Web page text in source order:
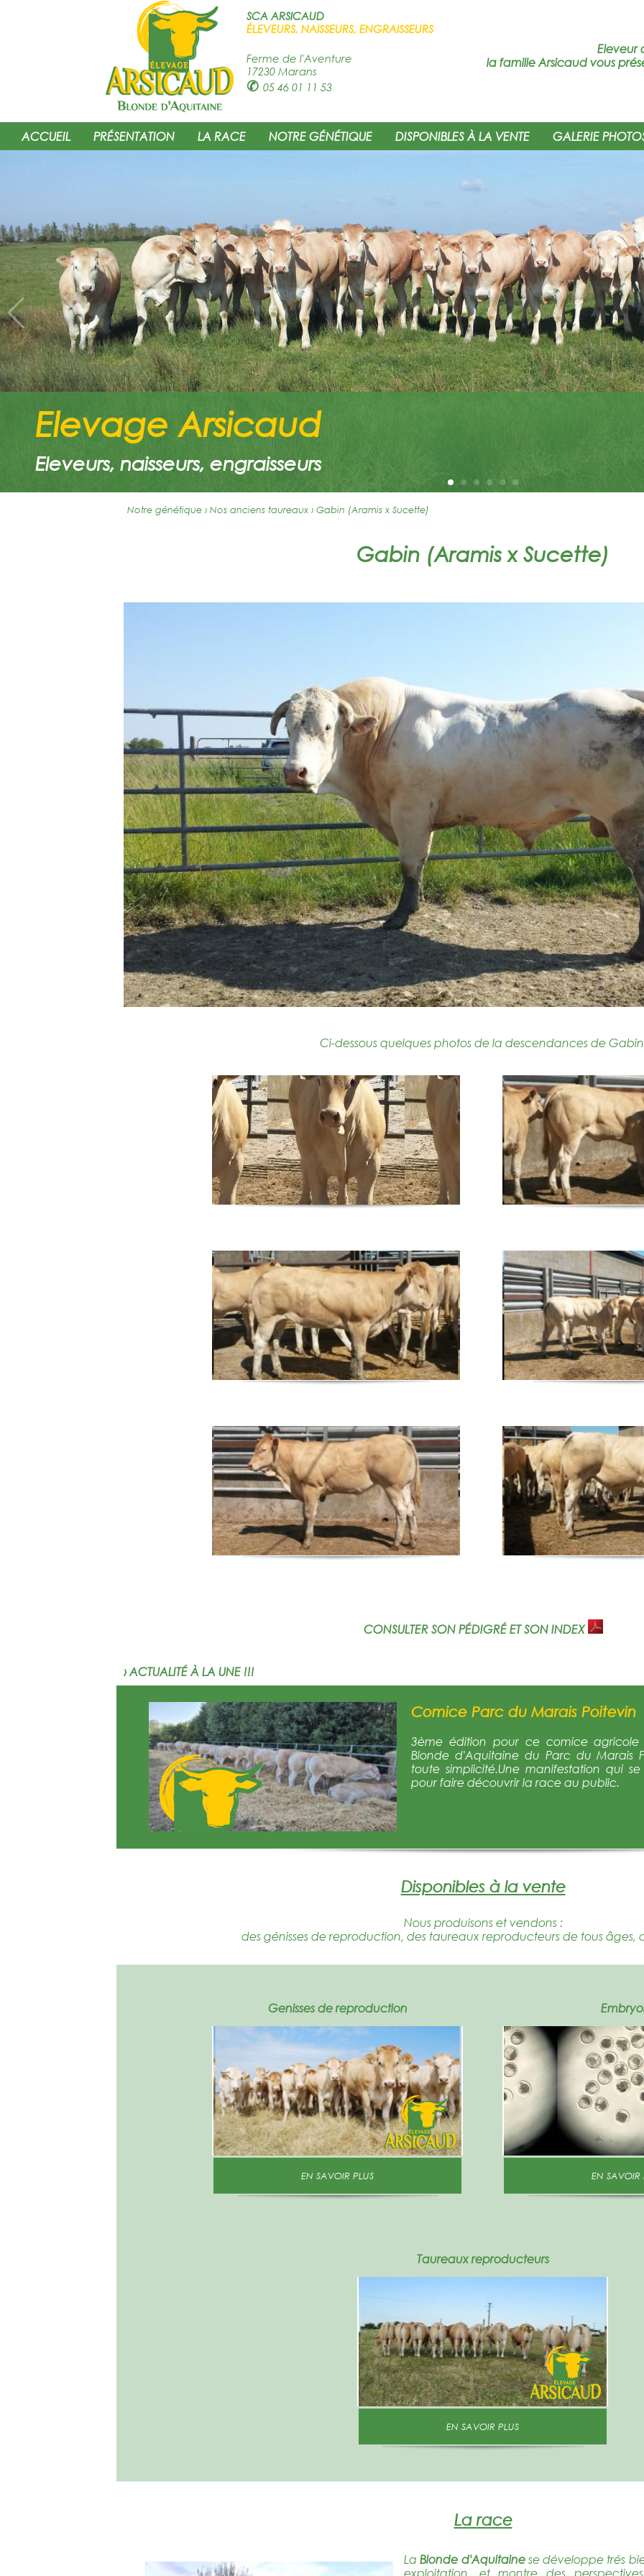
Eleveur
la famille Arsicaud vous
SCA ARSICAUD
ÉLEVEURS, NAISSEURS, ENGRAISSEURS
Ferme de l'Aventure
17230 Marans
✆ 05 46 01 11 53
ACCUEIL PRÉSENTATION LA RACE NOTRE GÉNÉTIQUE DISPONIBLES À LA VENTE GALERIE
Elevage Arsicaud
Eleveurs, naisseurs, engraisseurs
Notre génétique › Nos anciens taureaux ›Gabin (Aramis x Sucette)
Gabin (Aramis x Sucette)
Ci-dessous quelques photos de la descendances de
CONSULTER SON PÉDIGRÉ ET SON INDEX
› ACTUALITÉ À LA UNE !!!
Comice Parc du Marais Poitevin
3ème édition pour ce comice agricole
Blonde d'Aquitaine du Parc du Marais
toute simplicité.Une manifestation qui
pour faire découvrir la race au public.
Disponibles à la vente
Nous produisons et vendons :
des génisses de reproduction, des taureaux reproducteurs de tous âges,
Genisses de reproduction
EN SAVOIR PLUS EN
Taureaux reproducteurs
EN SAVOIR PLUS
La race
LaBlonde d'Aquitainese développe trés
exploitation, et montre des